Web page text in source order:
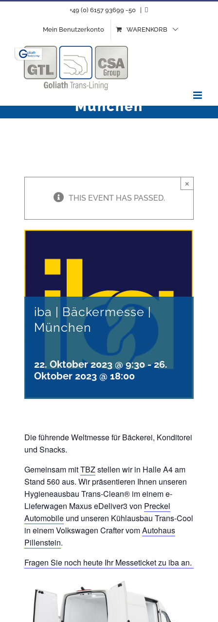
+49 (0) 6157 93699 -50
Mein Benutzerkonto WARENKORB
iba | Bäckermesse |
München
×
THIS EVENT HAS PASSED.
iba | Bäckermesse |
München
22. Oktober 2023 @ 9:30-26.
Oktober 2023 @ 18:00
Die führende Weltmesse für Bäckerei, Konditorei
und Snacks.
Gemeinsam mitTBZstellen wir in Halle A4 am
Stand 560 aus. Wir präsentieren Ihnen unseren
Hygieneausbau Trans-Clean® im einem e-
Lieferwagen Maxus eDeliver3 von Preckel
Automobile und unseren Kühlausbau Trans-Cool
in einem Volkswagen Crafter vomAutohaus
Pillenstein.
Fragen Sie noch heute Ihr Messeticket zu iba an.